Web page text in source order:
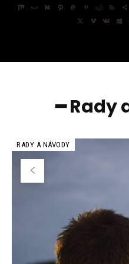
━ Rady
RADY A NÁVODY